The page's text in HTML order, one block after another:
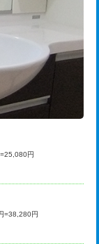
円
円
円
円
円
円
円 円
=38,280円